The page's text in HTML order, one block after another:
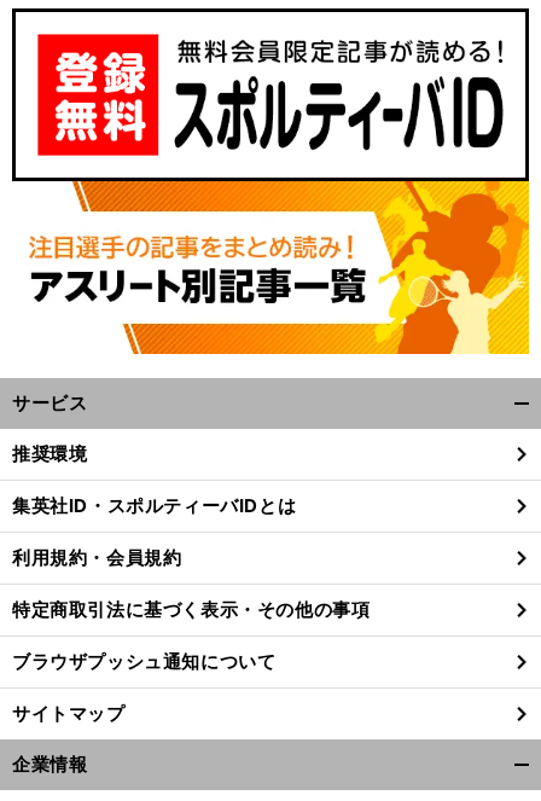
前
サービス
閉
る
推奨環境
集英社ID・スポルティーバIDとは
利用規約・会員規約
特定商取引法に基づく表示・その他の事項
ブラウザプッシュ通知について
サイトマップ
企業情報